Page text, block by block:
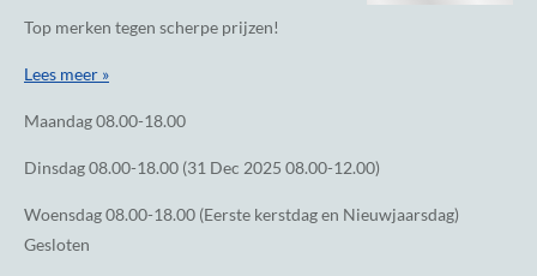
Top merken tegen scherpe prijzen!
Lees meer »
Maandag08.00-18.00
Dinsdag08.00-18.00 (31 Dec 2025 08.00-12.00)
Woensdag08.00-18.00 (Eerste kerstdag en Nieuwjaarsdag)
Gesloten